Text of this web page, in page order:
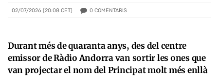
02/07/2026 (20:08 CET) 0 COMENTARIS
Durant més de quaranta anys, des del centre
emissor de Ràdio Andorra van sortir les ones que
van projectar el nom del Principat molt més enllà